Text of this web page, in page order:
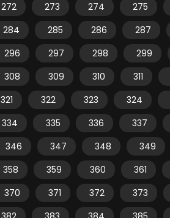
272
273 274 275
284
285 286 287
296
297 298 299
308
309 310 311
321
322 323 324
334
335 336 337
346
347 348 349
358
359 360 361
370
371 372 373